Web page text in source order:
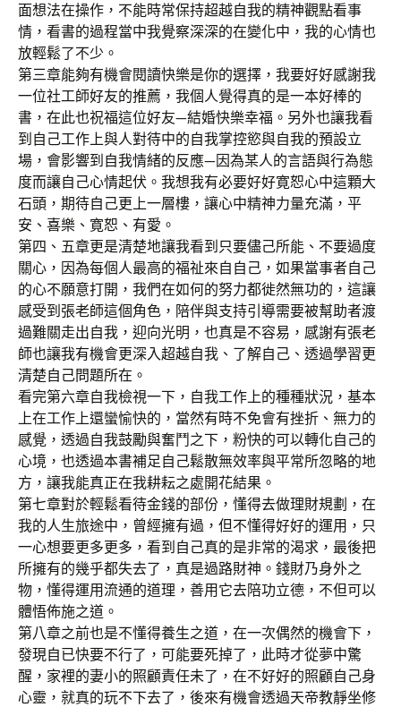
面想法在操作，不能時常保持超越自我的精神觀點看事
情，看書的過程當中我覺察深深的在變化中，我的心情也
放輕鬆了不少。
第三章能夠有機會閱讀快樂是你的選擇，我要好好感謝我
一位社工師好友的推薦，我個人覺得真的是一本好棒的
書，在此也祝福這位好友—結婚快樂幸福。另外也讓我看
到自己工作上與人對待中的自我掌控慾與自我的預設立
場，會影響到自我情緒的反應—因為某人的言語與行為態
度而讓自己心情起伏。我想我有必要好好寛恕心中這顆大
石頭，期待自己更上一層樓，讓心中精神力量充滿，平
安、喜樂、寛恕、有愛。
第四、五章更是清楚地讓我看到只要儘己所能、不要過度
關心，因為每個人最高的福祉來自自己，如果當事者自己
的心不願意打開，我們在如何的努力都徙然無功的，這讓
感受到張老師這個角色，陪伴與支持引導需要被幫助者渡
過難關走出自我，迎向光明，也真是不容易，感謝有張老
師也讓我有機會更深入超越自我、了解自己、透過學習更
清楚自己問題所在。
看完第六章自我檢視一下，自我工作上的種種狀況，基本
上在工作上還蠻愉快的，當然有時不免會有挫折、無力的
感覺，透過自我鼓勵與奮鬥之下，粉快的可以轉化自己的
心境，也透過本書補足自己鬆散無效率與平常所忽略的地
方，讓我能真正在我耕耘之處開花結果。
第七章對於輕鬆看待金錢的部份，懂得去做理財規劃，在
我的人生旅途中，曾經擁有過，但不懂得好好的運用，只
一心想要更多更多，看到自己真的是非常的渴求，最後把
所擁有的幾乎都失去了，真是過路財神。錢財乃身外之
物，懂得運用流通的道理，善用它去陪功立德，不但可以
體悟佈施之道。
第八章之前也是不懂得養生之道，在一次偶然的機會下，
發現自已快要不行了，可能要死掉了，此時才從夢中驚
醒，家裡的妻小的照顧責任未了，在不好好的照顧自己身
心靈，就真的玩不下去了，後來有機會透過天帝教靜坐修